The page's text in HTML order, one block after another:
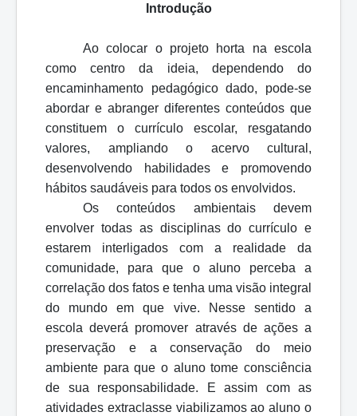
Introdução
Ao colocar o projeto horta na escola
como centro da ideia, dependendo do
encaminhamento pedagógico dado, pode-se
abordar e abranger diferentes conteúdos que
constituem o currículo escolar, resgatando
valores, ampliando o acervo cultural,
desenvolvendo habilidades e promovendo
hábitos saudáveis para todos os envolvidos.
Os conteúdos ambientais devem
envolver todas as disciplinas do currículo e
estarem interligados com a realidade da
comunidade, para que o aluno perceba a
correlação dos fatos e tenha uma visão integral
do mundo em que vive. Nesse sentido a
escola deverá promover através de ações a
preservação e a conservação do meio
ambiente para que o aluno tome consciência
de sua responsabilidade. E assim com as
atividades extraclasse viabilizamos ao aluno o